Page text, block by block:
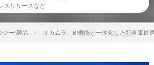
スリリースなど
ジー/製品 オカムラ、BI機能と一体化した新倉庫最